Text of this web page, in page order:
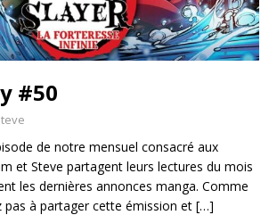
#50
de notre mensuel consacré aux
et Steve partagent leurs lectures du mois
les dernières annonces manga. Comme
pas à partager cette émission et […]